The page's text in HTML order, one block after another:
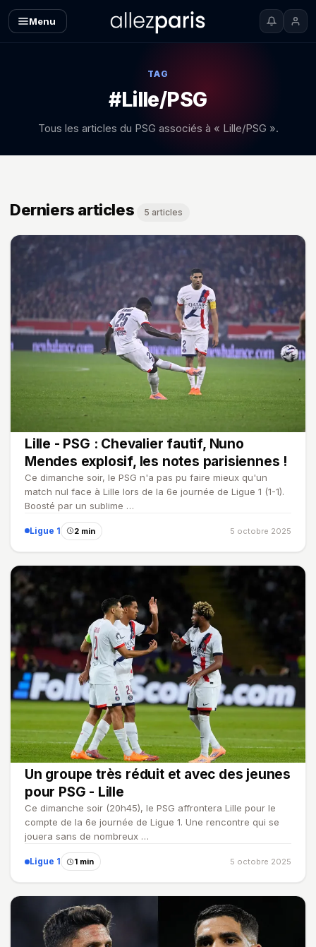
Menu
TAG
#Lille/PSG
Tous les articles du PSG associés à « Lille/PSG ».
Derniers articles 5 articles
Lille - PSG : Chevalier fautif, Nuno
Mendes explosif, les notes parisiennes !
Ce dimanche soir, le PSG n'a pas pu faire mieux qu'un
match nul face à Lille lors de la 6e journée de Ligue 1 (1-1).
Boosté par un sublime …
Ligue 1 2 min 5 octobre 2025
Un groupe très réduit et avec des jeunes
pour PSG - Lille
Ce dimanche soir (20h45), le PSG affrontera Lille pour le
compte de la 6e journée de Ligue 1. Une rencontre qui se
jouera sans de nombreux …
Ligue 1 1 min 5 octobre 2025